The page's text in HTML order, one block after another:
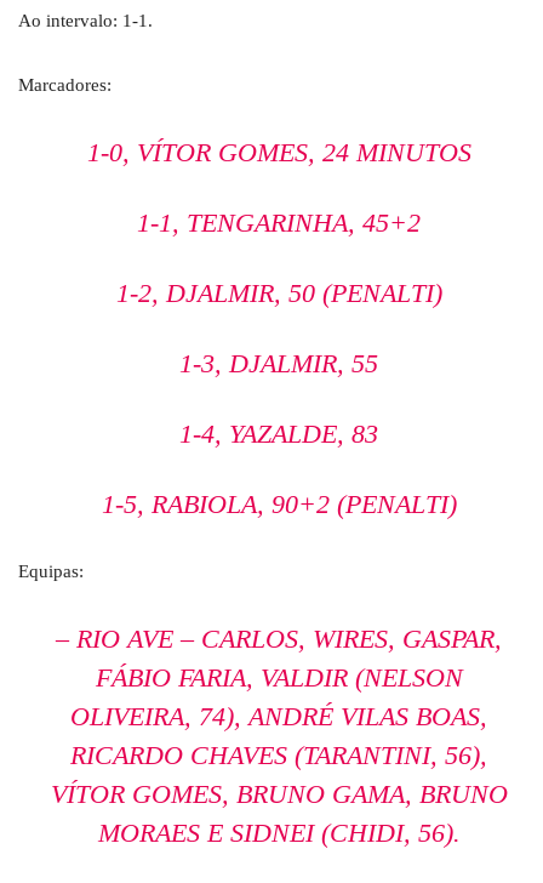
Ao intervalo: 1-1.
Marcadores:
1-0, VÍTOR GOMES, 24 MINUTOS
1-1, TENGARINHA, 45+2
1-2, DJALMIR, 50 (PENALTI)
1-3, DJALMIR, 55
1-4, YAZALDE, 83
1-5, RABIOLA, 90+2 (PENALTI)
Equipas:
– RIO AVE – CARLOS, WIRES, GASPAR,
FÁBIO FARIA, VALDIR (NELSON
OLIVEIRA, 74), ANDRÉ VILAS BOAS,
RICARDO CHAVES (TARANTINI, 56),
VÍTOR GOMES, BRUNO GAMA, BRUNO
MORAES E SIDNEI (CHIDI, 56).